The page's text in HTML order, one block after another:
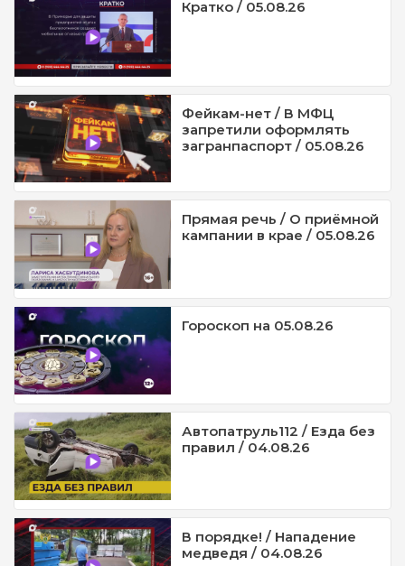
Кратко / 05.08.26
Фейкам-нет / В МФЦ
запретили оформлять
загранпаспорт / 05.08.26
Прямая речь / О приёмной
кампании в крае / 05.08.26
Гороскоп на 05.08.26
Автопатруль112 / Езда без
правил / 04.08.26
В порядке! / Нападение
медведя / 04.08.26